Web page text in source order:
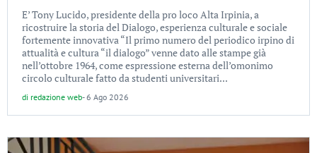
E’ Tony Lucido, presidente della pro loco Alta Irpinia, a
ricostruire la storia del Dialogo, esperienza culturale e sociale
fortemente innovativa “Il primo numero del periodico irpino di
attualità e cultura “il dialogo” venne dato alle stampe già
nell’ottobre 1964, come espressione esterna dell’omonimo
circolo culturale fatto da studenti universitari...
di redazione web-6 Ago 2026